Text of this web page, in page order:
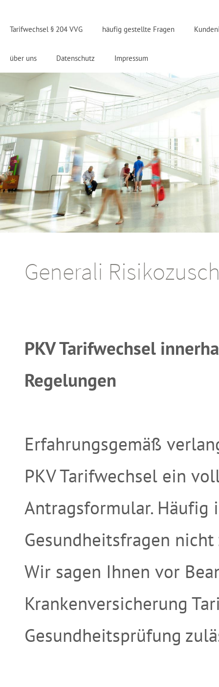
Tarifwechsel § 204 VVG häufig gestellte Fragen
über uns Datenschutz Impressum
Generali
PKV Tarifwechsel
Regelungen
Erfahrungsgemäß
PKV Tarifwechsel ein
Antragsformular.
Gesundheitsfragen nicht
Wir sagen Ihnen vor
Krankenversicherung
Gesundheitsprüfung